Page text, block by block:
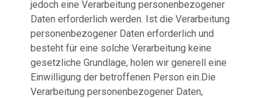
jedoch eine Verarbeitung personenbezogener
Daten erforderlich werden. Ist die Verarbeitung
personenbezogener Daten erforderlich und
besteht für eine solche Verarbeitung keine
gesetzliche Grundlage, holen wir generell eine
Einwilligung der betroffenen Person ein.Die
Verarbeitung personenbezogener Daten,